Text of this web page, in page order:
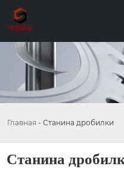
Главная - Станина дробилки
Станина